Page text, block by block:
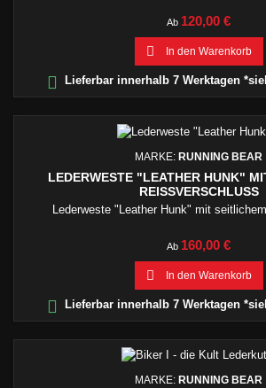
Ab Preis
120,00 €
 In den Warenkorb
 Lieferbar innerhalb 7 Werktagen
MARKE: RUNNING BEAR
LEDERWESTE "LEATHER HUNK"
REISSVERSCHLUSS
Lederweste "Leather Hunk" mit
Ab Preis
160,00 €
 In den Warenkorb
 Lieferbar innerhalb 7 Werktagen
MARKE: RUNNING BEAR